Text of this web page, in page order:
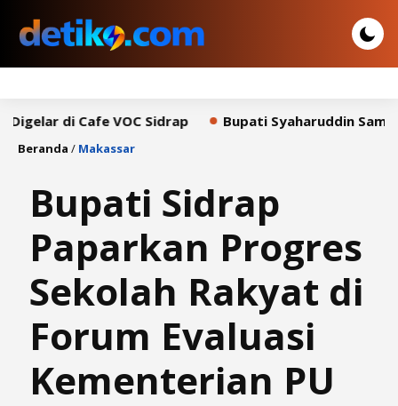
Cafe VOC Sidrap Bupati Syaharuddin Sampaikan
Beranda / Makassar
Bupati Sidrap
Paparkan Progres
Sekolah Rakyat di
Forum Evaluasi
Kementerian PU